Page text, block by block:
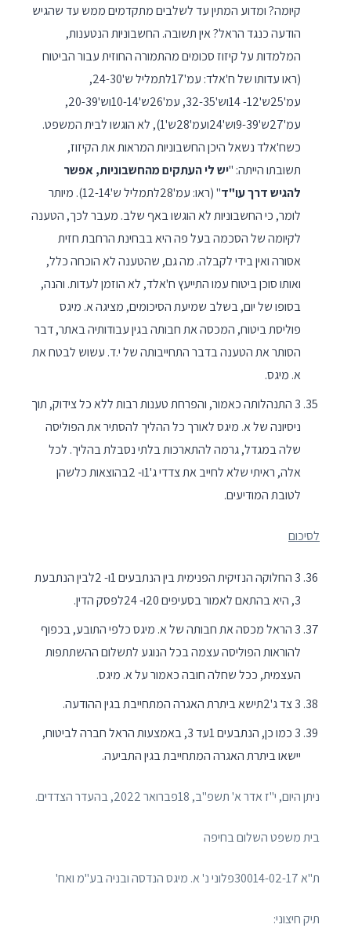
קיומה? ומדוע המתין עד לשלבים מתקדמים ממש עד שהגיש
הודעה כנגד הראל? אין תשובה. החשבוניות הנטענות,
המלמדות על קיזוז סכומים מהתמורה החוזית עבור הביטוח
(ראו עדותו של ח'אלד: עמ'17לתמליל ש'24-30,
עמ'25ש'12- 14וש'32-35, עמ'26ש'10-14וש'20-39,
עמ'27ש'9-39וש'24ועמ'28ש'1), לא הוגשו לבית המשפט.
כשח'אלד נשאל היכן החשבוניות המראות את הקיזוז,
תשובתו הייתה: "יש לי העתקים מהחשבוניות, אפשר
להגיש דרך עו"ד
" (ראו: עמ'28לתמליל ש'12-14). מיותר
לומר, כי החשבוניות לא הוגשו באף שלב. מעבר לכך, הטענה
לקיומה של הסכמה בעל פה היא בבחינת הרחבת חזית
אסורה ואין בידי לקבלה. מה גם, שהטענה לא הוכחה כלל,
ואותו סוכן ביטוח עמו התייעץ ח'אלד, לא הוזמן לעדות. והנה,
בסופו של יום, בשלב שמיעת הסיכומים, מציגה א. מיגס
פוליסת ביטוח, המכסה את חבותה בגין עבודותיה באתר, דבר
הסותר את הטענה בדבר התחייבותה של י.ד. עשוש לבטח את
א. מיגס.
3 התנהלותה כאמור, והפרחת טענות רבות ללא כל צידוק, תוך
ניסיונה של א. מיגס לאורך כל ההליך להסתיר את הפוליסה
שלה במגדל, גרמה להתארכות בלתי נסבלת בהליך. לכל
אלה, ראיתי שלא לחייב את צדדי ג'1ו- 2בהוצאות כלשהן
לטובת המודיעים.
לסיכום
3 החלוקה הנזיקית הפנימית בין הנתבעים 1ו- 2לבין הנתבעת
3, היא בהתאם לאמור בסעיפים 20ו- 24לפסק הדין.
3 הראל מכסה את חבותה של א. מיגס כלפי התובע, בכפוף
להוראות הפוליסה עצמה בכל הנוגע לתשלום ההשתתפות
העצמית, ככל שחלה חובה כאמור על א. מיגס.
3 צד ג'2תישא ביתרת האגרה המתחייבת בגין ההודעה.
3 כמו כן, הנתבעים 1עד 3, באמצעות הראל חברה לביטוח,
יישאו ביתרת האגרה המתחייבת בגין התביעה.
ניתן היום, י"ז אדר א' תשפ"ב, 18פברואר 2022, בהעדר הצדדים.
בית משפט השלום בחיפה
ת"א 30014-02-17פלוני נ' א. מיגס הנדסה ובניה בע"מ ואח'
תיק חיצוני: